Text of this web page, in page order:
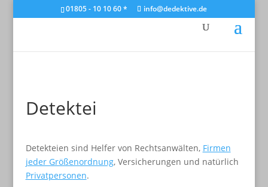
01805 - 10 10 60 * info@dedektive.de
Detektei
Detekteien sind Helfer von Rechtsanwälten, Firmen
jeder Größenordnung, Versicherungen und natürlich
Privatpersonen.